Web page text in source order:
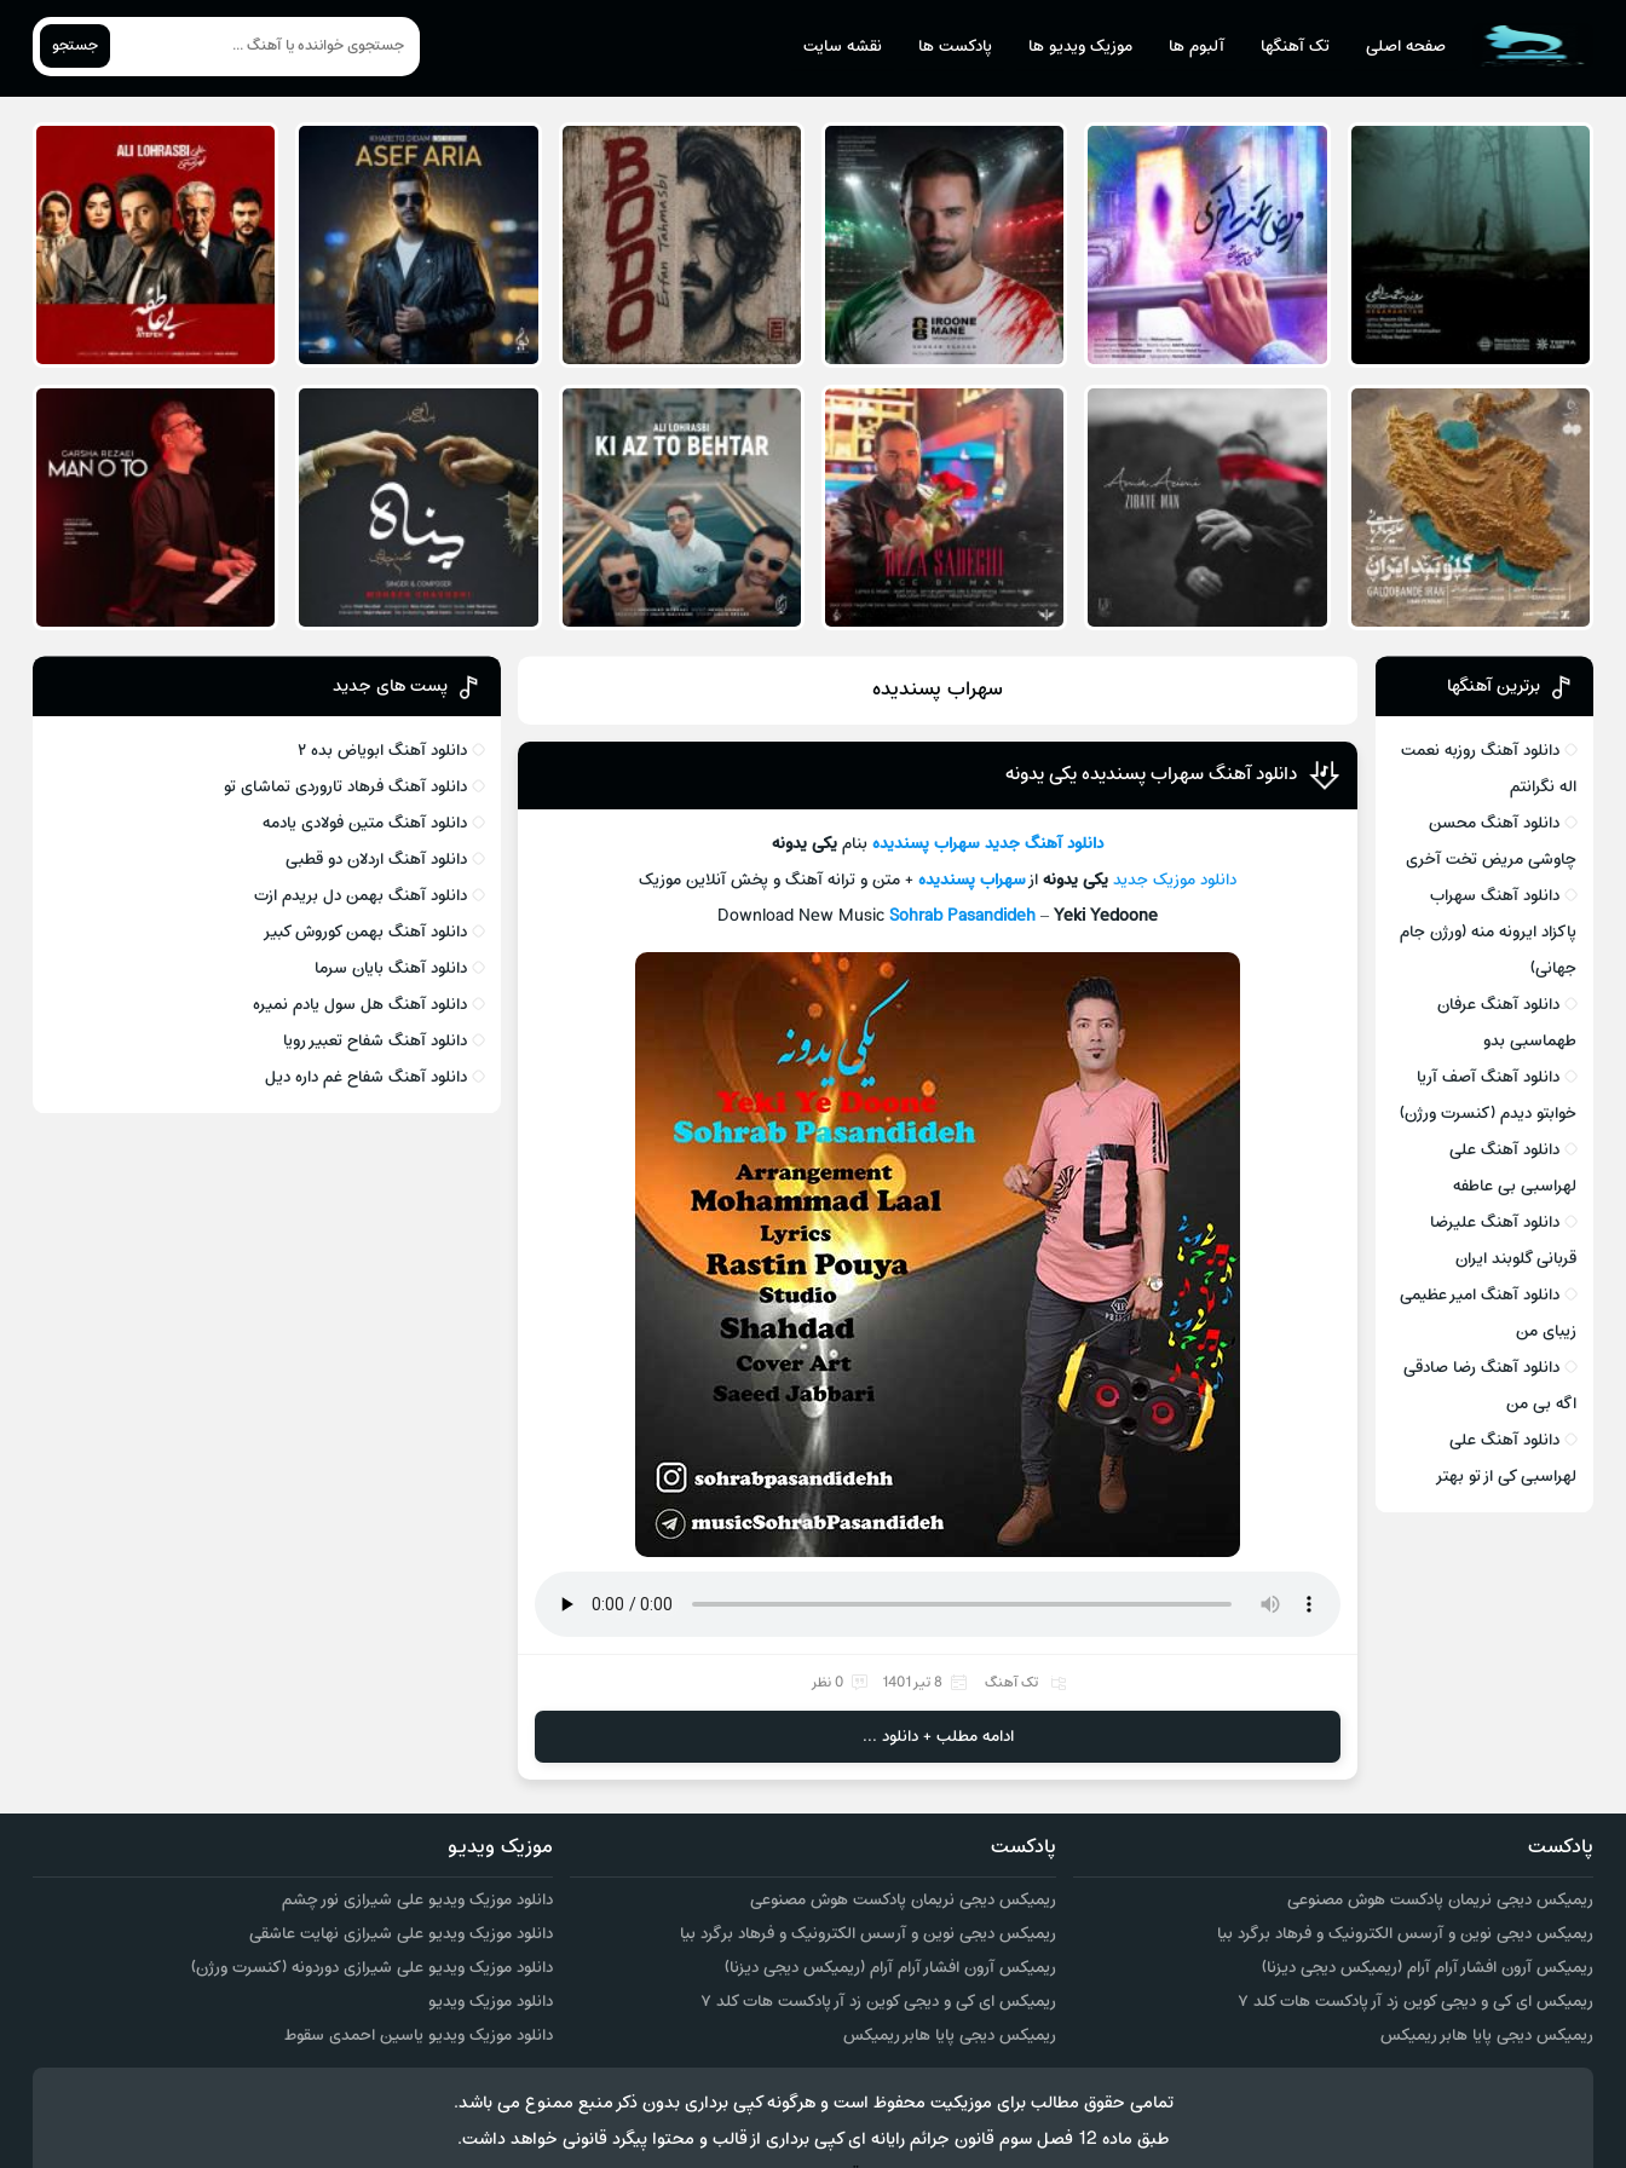
صفحه اصلی تک آهنگها آلبوم ها موزیک ویدیو ها پادکست ها نقشه سایت جستجو
سهراب پسندیده
دانلود آهنگ سهراب پسندیده یکی یدونه
دانلود آهنگ جديدسهراب پسندیدهبنامیکی یدونه
دانلود موزیک جديدیکی یدونهازسهراب پسندیده+ متن و ترانه آهنگ و پخش آنلاين موزيک
Download New MusicSohrab Pasandideh–Yeki Yedoone
تک آهنگ 8 تیر 1401 0 نظر
ادامه مطلب + دانلود ...
برترین آهنگها
دانلود آهنگ روزبه نعمت
اله نگرانتم
دانلود آهنگ محسن
چاوشی مریض تخت آخری
دانلود آهنگ سهراب
پاکزاد ایرونه منه (ورژن جام
جهانی)
دانلود آهنگ عرفان
طهماسبی بدو
دانلود آهنگ آصف آریا
خوابتو دیدم (کنسرت ورژن)
دانلود آهنگ علی
لهراسبی بی عاطفه
دانلود آهنگ علیرضا
قربانی گلوبند ایران
دانلود آهنگ امیر عظیمی
زیبای من
دانلود آهنگ رضا صادقی
اگه بی من
دانلود آهنگ علی
لهراسبی کی از تو ‌بهتر
پست های جدید
دانلود آهنگ ابویاض بده ۲
دانلود آهنگ فرهاد تاروردی تماشای تو
دانلود آهنگ متین فولادی یادمه
دانلود آهنگ اردلان دو قطبی
دانلود آهنگ بهمن دل بریدم ازت
دانلود آهنگ بهمن کوروش کبیر
دانلود آهنگ بایان سرما
دانلود آهنگ هل سول یادم نمیره
دانلود آهنگ شفاح تعبیر رویا
دانلود آهنگ شفاح غم داره دیل
پادکست
ریمیکس دیجی نریمان پادکست هوش مصنوعی
ریمیکس دیجی نوین و آرسس الکترونیک و فرهاد برگرد بیا
ریمیکس آرون افشار آرام آرام (ریمیکس دیجی دیزنا)
ریمیکس ای کی و دیجی کوین زد آر پادکست هات کلد ۷
ریمیکس دیجی پایا هابر ریمیکس
پادکست
ریمیکس دیجی نریمان پادکست هوش مصنوعی
ریمیکس دیجی نوین و آرسس الکترونیک و فرهاد برگرد بیا
ریمیکس آرون افشار آرام آرام (ریمیکس دیجی دیزنا)
ریمیکس ای کی و دیجی کوین زد آر پادکست هات کلد ۷
ریمیکس دیجی پایا هابر ریمیکس
موزیک ویدیو
دانلود موزیک ویدیو علی شیرازی نور چشم
دانلود موزیک ویدیو علی شیرازی نهایت عاشقی
دانلود موزیک ویدیو علی شیرازی دوردونه (کنسرت ورژن)
دانلود موزیک ویدیو
دانلود موزیک ویدیو یاسین احمدی سقوط
تمامی حقوق مطالب برای موزیکیت محفوظ است و هرگونه کپی برداری بدون ذکر منبع ممنوع می باشد.
طبق ماده 12 فصل سوم قانون جرائم رایانه ای کپی برداری از قالب و محتوا پیگرد قانونی خواهد داشت.